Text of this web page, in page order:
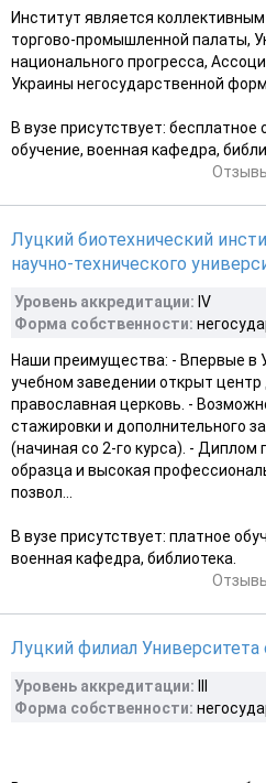
Институт является
торгово-промышленной палаты,
национального прогресса,
Украины негосударственной
В вузе присутствует: бесплатное
обучение, военная кафедра,
Луцкий биотехнический
научно-технического
Уровень аккредитации: IV
Форма собственности:
Наши преимущества: - Впервые в
учебном заведении открыт центр
православная церковь. -
стажировки и дополнительного
(начиная со 2-го курса). - Диплом
образца и высокая
позвол...
В вузе присутствует: платное
военная кафедра, библиотека.
Луцкий филиал
Уровень аккредитации:
Форма собственности: